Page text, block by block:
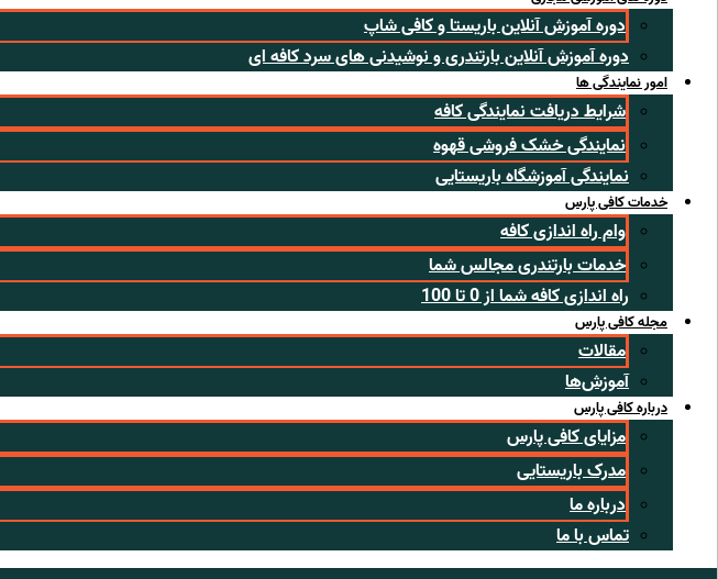
دوره آموزش آنلاین باریستا و کافی شاپ
دوره آموزش آنلاین بارتندری و نوشیدنی های سرد کافه ای
امور نمایندگی ها
شرایط دریافت نمایندگی کافه
نمایندگی خشک فروشی قهوه
نمایندگی آموزشگاه باریستایی
خدمات کافی پارس
وام راه اندازی کافه
خدمات بارتندری مجالس شما
راه اندازی کافه شما از 0 تا 100
مجله کافی پارس
مقالات
آموزش‌ها
درباره کافی پارس
مزایای کافی پارس
مدرک باریستایی
درباره ما
تماس با ما